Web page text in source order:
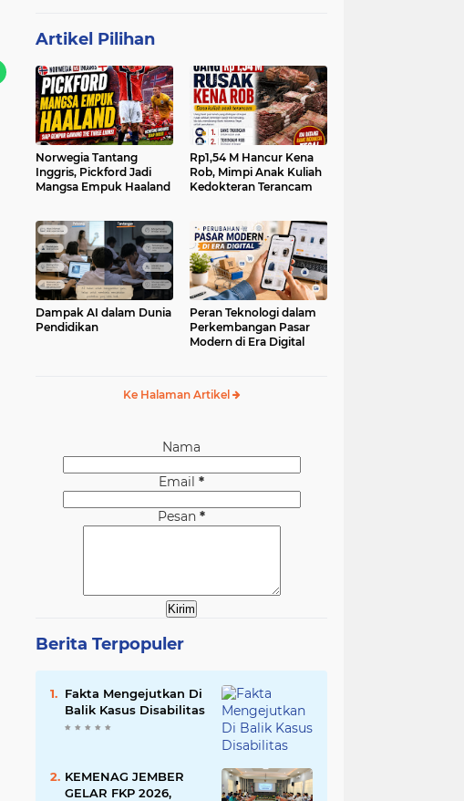
Artikel Pilihan
Norwegia Tantang
Inggris, Pickford Jadi
Mangsa Empuk Haaland
Rp1,54 M Hancur Kena
Rob, Mimpi Anak Kuliah
Kedokteran Terancam
Dampak AI dalam Dunia
Pendidikan
Peran Teknologi dalam
Perkembangan Pasar
Modern di Era Digital
Ke Halaman Artikel
Nama
Email *
Pesan *
Berita Terpopuler
Fakta Mengejutkan Di
Balik Kasus Disabilitas
KEMENAG JEMBER
GELAR FKP 2026,